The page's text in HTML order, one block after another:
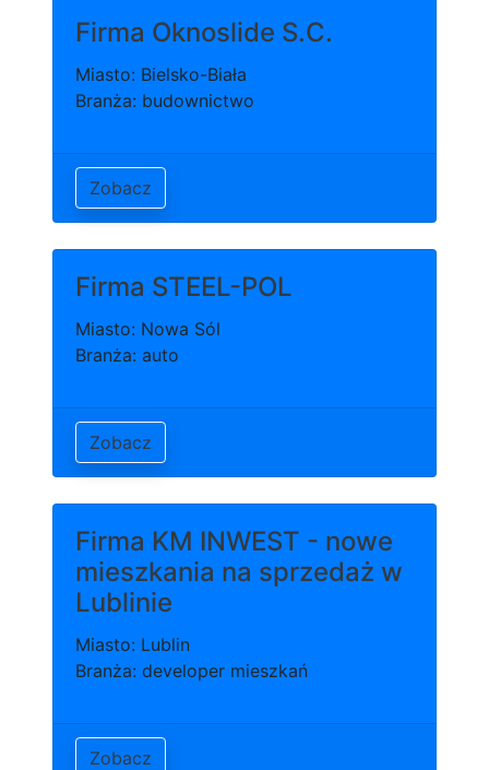
Firma Oknoslide S.C.
Miasto: Bielsko-Biała
Branża: budownictwo
Zobacz
Firma STEEL-POL
Miasto: Nowa Sól
Branża: auto
Zobacz
Firma KM INWEST - nowe
mieszkania na sprzedaż w
Lublinie
Miasto: Lublin
Branża: developer mieszkań
Zobacz